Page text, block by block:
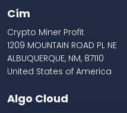
Cím
Crypto Miner Profit
1209 MOUNTAIN ROAD PL NE
ALBUQUERQUE, NM, 87110
United States of America
Algo Cloud